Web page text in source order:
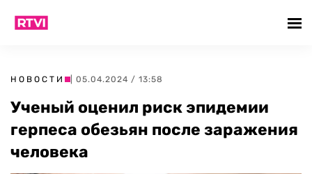
НОВОСТИ | 05.04.2024 / 13:58
Ученый оценил риск эпидемии
герпеса обезьян после заражения
человека